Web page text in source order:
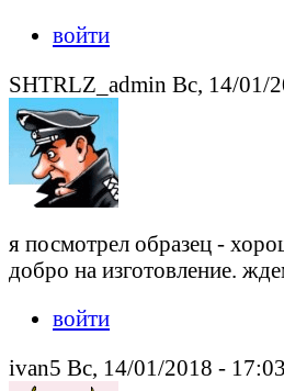
войти
SHTRLZ_admin Вс, 14/01/
я посмотрел образец -
добро на изготовление.
войти
ivan5 Вс, 14/01/2018 - 17:03